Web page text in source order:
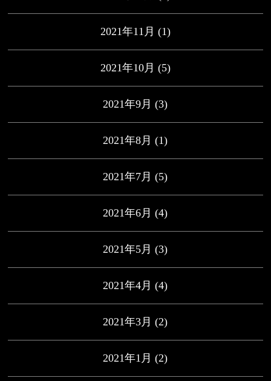
2021年11月 (1)
2021年10月 (5)
2021年9月 (3)
2021年8月 (1)
2021年7月 (5)
2021年6月 (4)
2021年5月 (3)
2021年4月 (4)
2021年3月 (2)
2021年1月 (2)